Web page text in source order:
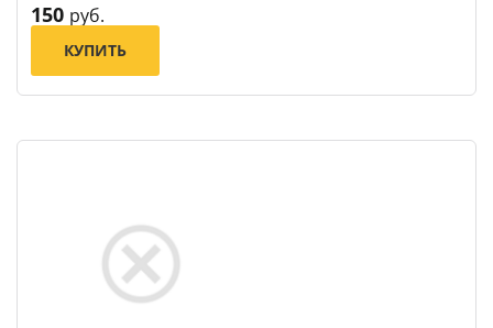
150 руб.
КУПИТЬ